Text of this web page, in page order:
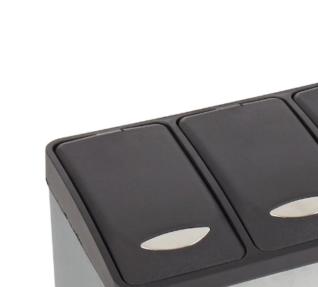
In den Warenkorb
Sofort lieferbar - in 2-3 Werktagen bei Ihnen
Alternativprodukt
Zu diesem Artikel haben wir eine Alternative gefunden,
die Sie interessieren könnte:
genialo